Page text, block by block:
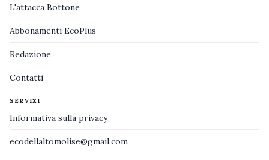
L'attacca Bottone
Abbonamenti EcoPlus
Redazione
Contatti
SERVIZI
Informativa sulla privacy
ecodellaltomolise@gmail.com